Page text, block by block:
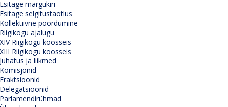
Esitage märgukiri
Esitage selgitustaotlus
Kollektiivne pöördumine
Riigikogu ajalugu
XIV Riigikogu koosseis
XIII Riigikogu koosseis
Juhatus ja liikmed
Komisjonid
Fraktsioonid
Delegatsioonid
Parlamendirühmad